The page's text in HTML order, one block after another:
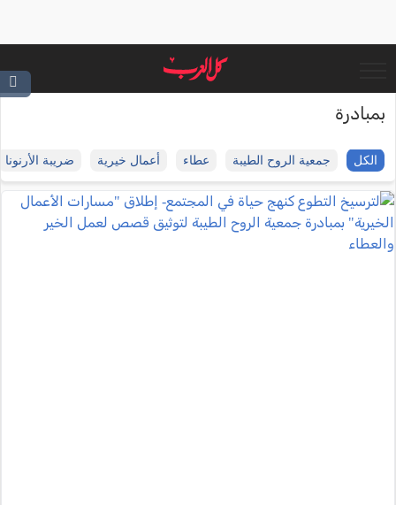
بمبادرة
الكل جمعية الروح الطيبة عطاء أعمال خيرية ضريبة الأرنونا